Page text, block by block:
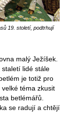
19. století, podtrhují
malý Ježíšek.
lidé stále
je totiž pro
téma zkusit
betlémářů.
se radují a chtějí